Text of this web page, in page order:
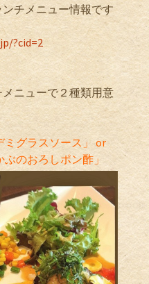
ンチメニュー情報です
?cid=2
ニューで２種類用意
ミグラスソース」 or
のおろしポン酢」